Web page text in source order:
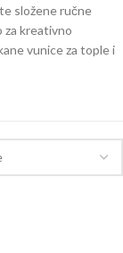
složene ručne
za kreativno
vunice za tople i